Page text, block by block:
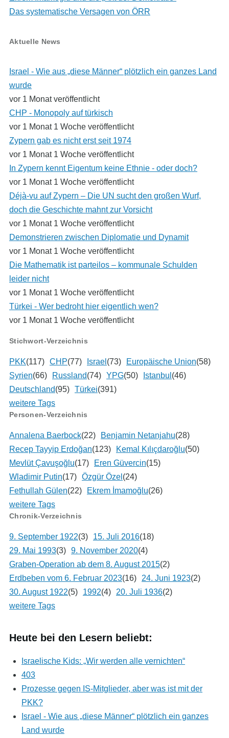
Das systematische Versagen von ÖRR
Aktuelle News
Israel - Wie aus „diese Männer“ plötzlich ein ganzes Land
wurde
vor 1 Monat veröffentlicht
CHP - Monopoly auf türkisch
vor 1 Monat 1 Woche veröffentlicht
Zypern gab es nicht erst seit 1974
vor 1 Monat 1 Woche veröffentlicht
In Zypern kennt Eigentum keine Ethnie - oder doch?
vor 1 Monat 1 Woche veröffentlicht
Déjà-vu auf Zypern – Die UN sucht den großen Wurf,
doch die Geschichte mahnt zur Vorsicht
vor 1 Monat 1 Woche veröffentlicht
Demonstrieren zwischen Diplomatie und Dynamit
vor 1 Monat 1 Woche veröffentlicht
Die Mathematik ist parteilos – kommunale Schulden
leider nicht
vor 1 Monat 1 Woche veröffentlicht
Türkei - Wer bedroht hier eigentlich wen?
vor 1 Monat 1 Woche veröffentlicht
Stichwort-Verzeichnis
PKK(117) CHP(77) Israel (73) Europäische Union(58)
Syrien(66) Russland(74) YPG(50) Istanbul (46)
Deutschland(95) Türkei(391)
weitere Tags
Personen-Verzeichnis
Annalena Baerbock(22) Benjamin Netanjahu(28)
Recep Tayyip Erdoğan(123) Kemal Kılıçdaroğlu(50)
Mevlüt Çavuşoğlu(17) Eren Güvercin(15)
Wladimir Putin(17) Özgür Özel (24)
Fethullah Gülen(22) Ekrem İmamoğlu(26)
weitere Tags
Chronik-Verzeichnis
9. September 1922(3) 15. Juli 2016(18)
29. Mai 1993(3) 9. November 2020(4)
Graben-Operation ab dem 8. August 2015(2)
Erdbeben vom 6. Februar 2023(16) 24. Juni 1923(2)
30. August 1922(5) 1992(4) 20. Juli 1936(2)
weitere Tags
Heute bei den Lesern beliebt:
Israelische Kids: „Wir werden alle vernichten“
403
Prozesse gegen IS-Mitglieder, aber was ist mit der
PKK?
Israel - Wie aus „diese Männer“ plötzlich ein ganzes
Land wurde